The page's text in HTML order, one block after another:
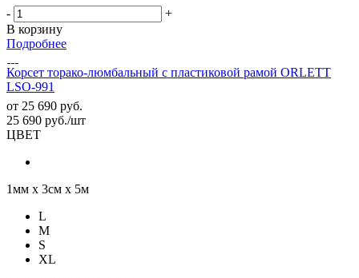
-
+
В корзину
Подробнее
Корсет торако-люмбальный с пластиковой рамой ORLETT
LSO-991
от 25 690 руб.
25 690 руб./шт
ЦВЕТ
1мм х 3см х 5м
L
M
S
XL